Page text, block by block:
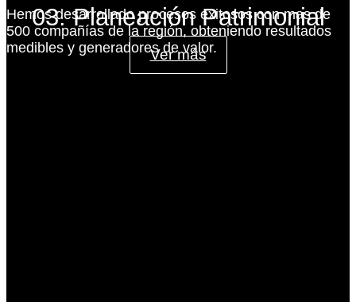
03. Planeación Patrimonial
Ver más
Hemos desarrollado procesos exitosos con mas de
500 compañías de la región, obteniendo resultados
medibles y generadores de valor.